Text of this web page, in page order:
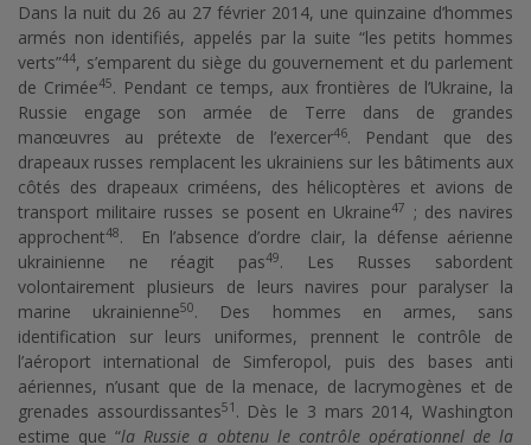
Dans la nuit du 26 au 27 février 2014, une quinzaine d’hommes
armés non identifiés, appelés par la suite “les petits hommes
verts”44, s’emparent du siège du gouvernement et du parlement
de Crimée45. Pendant ce temps, aux frontières de l’Ukraine, la
Russie engage son armée de Terre dans de grandes
manœuvres au prétexte de l’exercer46. Pendant que des
drapeaux russes remplacent les ukrainiens sur les bâtiments aux
côtés des drapeaux criméens, des hélicoptères et avions de
transport militaire russes se posent en Ukraine47
; des navires
approchent48. En l’absence d’ordre clair, la défense aérienne
ukrainienne ne réagit pas49. Les Russes sabordent
volontairement plusieurs de leurs navires pour paralyser la
marine ukrainienne50. Des hommes en armes, sans
identification sur leurs uniformes, prennent le contrôle de
l’aéroport international de Simferopol, puis des bases anti
aériennes, n’usant que de la menace, de lacrymogènes et de
grenades assourdissantes51 . Dès le 3 mars 2014, Washington
estime que “la Russie a obtenu le contrôle opérationnel de la